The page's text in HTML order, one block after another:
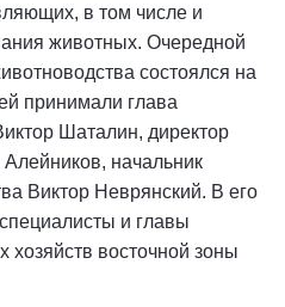
в том числе и
животных. Очередной
состоялся на
принимали глава
Шаталин, директор
начальник
Виктор Неврянский. В его
и главы
хозяйств восточной зоны